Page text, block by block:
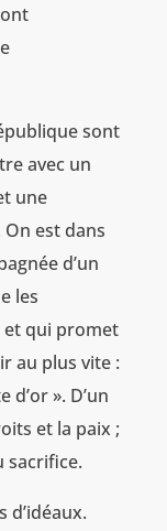
sont
avec un
une
est dans
d’un
les
et qui promet
au plus vite :
». D’un
et la paix ;
sacrifice.
d’idéaux.